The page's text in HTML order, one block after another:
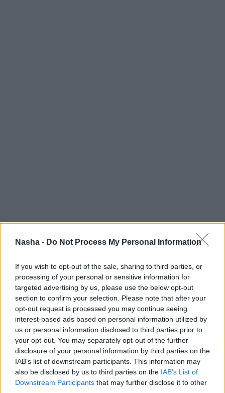
Nasha - Do Not Process My Personal Information
If you wish to opt-out of the sale, sharing to third parties, or
processing of your personal or sensitive information for
targeted advertising by us, please use the below opt-out
section to confirm your selection. Please note that after your
opt-out request is processed you may continue seeing
interest-based ads based on personal information utilized by
us or personal information disclosed to third parties prior to
your opt-out. You may separately opt-out of the further
disclosure of your personal information by third parties on the
IAB’s list of downstream participants. This information may
also be disclosed by us to third parties on the IAB’s List of
Downstream Participants that may further disclose it to other